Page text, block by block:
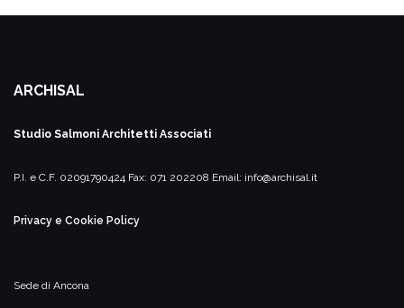
ARCHISAL
Studio Salmoni Architetti Associati
P.I. e C.F. 02091790424 Fax: 071 202208 Email: info@archisal.it
Privacy e Cookie Policy
Sede di Ancona